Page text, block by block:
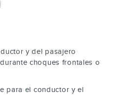
y del pasajero
choques frontales o
para el conductor y el